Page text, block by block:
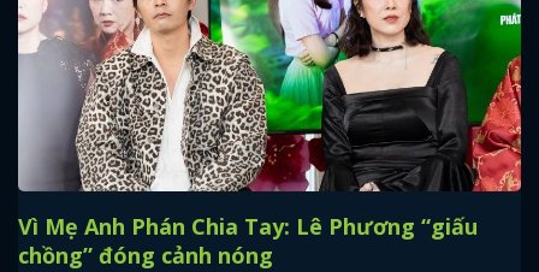
Vì Mẹ Anh Phán Chia Tay: Lê Phương “giấu
chồng” đóng cảnh nóng